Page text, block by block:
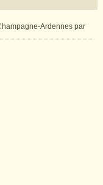
Ardennes par